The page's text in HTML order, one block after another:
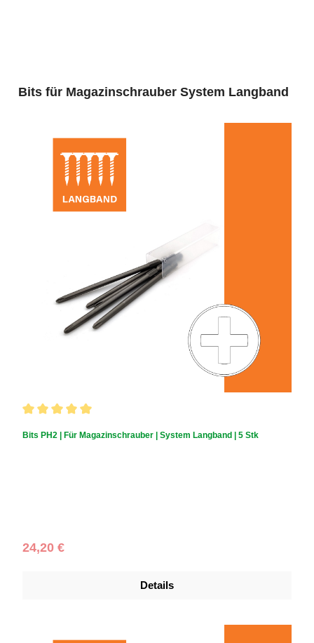
Produktgalerie überspringen
Bits für Magazinschrauber System Langband
Bits PH2 | Für Magazinschrauber | System Langband | 5 Stk
Regulärer Preis:
24,20 €
Details